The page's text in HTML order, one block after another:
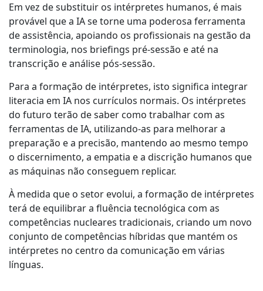
Em vez de substituir os intérpretes humanos, é mais
provável que a IA se torne uma poderosa ferramenta
de assistência, apoiando os profissionais na gestão da
terminologia, nos briefings pré-sessão e até na
transcrição e análise pós-sessão.
Para a formação de intérpretes, isto significa integrar
literacia em IA nos currículos normais. Os intérpretes
do futuro terão de saber como trabalhar com as
ferramentas de IA, utilizando-as para melhorar a
preparação e a precisão, mantendo ao mesmo tempo
o discernimento, a empatia e a discrição humanos que
as máquinas não conseguem replicar.
À medida que o setor evolui, a formação de intérpretes
terá de equilibrar a fluência tecnológica com as
competências nucleares tradicionais, criando um novo
conjunto de competências híbridas que mantém os
intérpretes no centro da comunicação em várias
línguas.